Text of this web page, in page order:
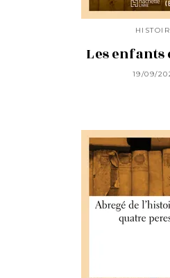
Les enfants
19/09/